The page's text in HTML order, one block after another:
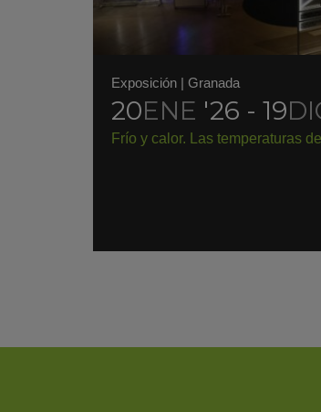
Exposición | Granada
20ENE '26 - 19
Frío y calor. Las temperaturas